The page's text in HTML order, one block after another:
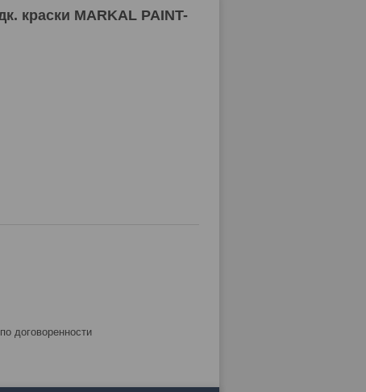
краски MARKAL PAINT-
по договоренности